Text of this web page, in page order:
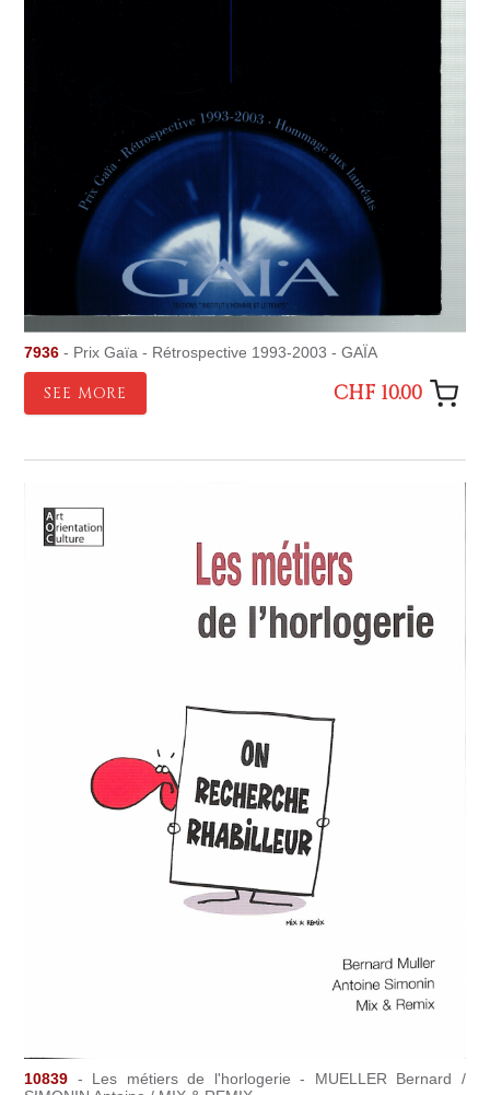
7936 - Prix Gaïa - Rétrospective 1993-2003 - GAÏA
SEE MORE CHF 10.00
10839 - Les métiers de l'horlogerie - MUELLER Bernard /